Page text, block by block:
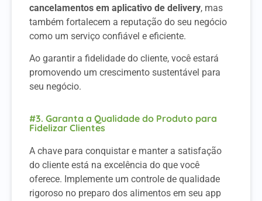
cancelamentos em aplicativo de delivery, mas
também fortalecem a reputação do seu negócio
como um serviço confiável e eficiente.
Ao garantir a fidelidade do cliente, você estará
promovendo um crescimento sustentável para
seu negócio.
#3. Garanta a Qualidade do Produto para
Fidelizar Clientes
A chave para conquistar e manter a satisfação
do cliente está na excelência do que você
oferece. Implemente um controle de qualidade
rigoroso no preparo dos alimentos em seu app